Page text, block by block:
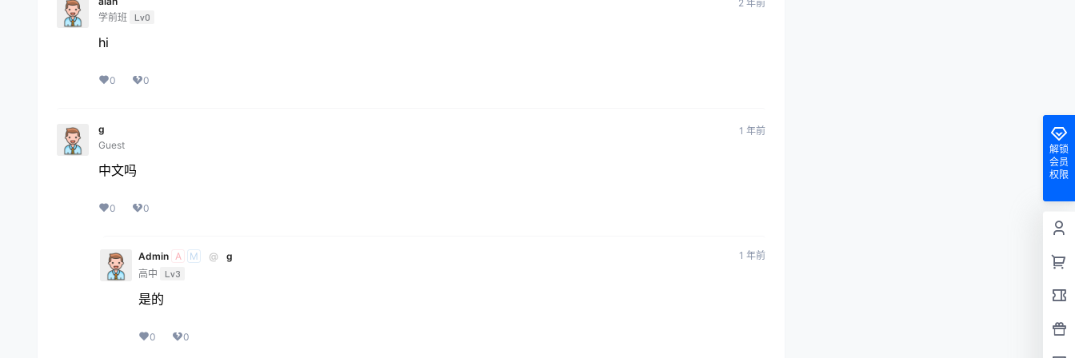
学前班 Lv0
2 年前
hi
0 0
g
Guest
1 年前
中文吗
0 0
Admin A M @
g
高中
Lv3
1 年前
是的
0 0
解锁
会员
权限